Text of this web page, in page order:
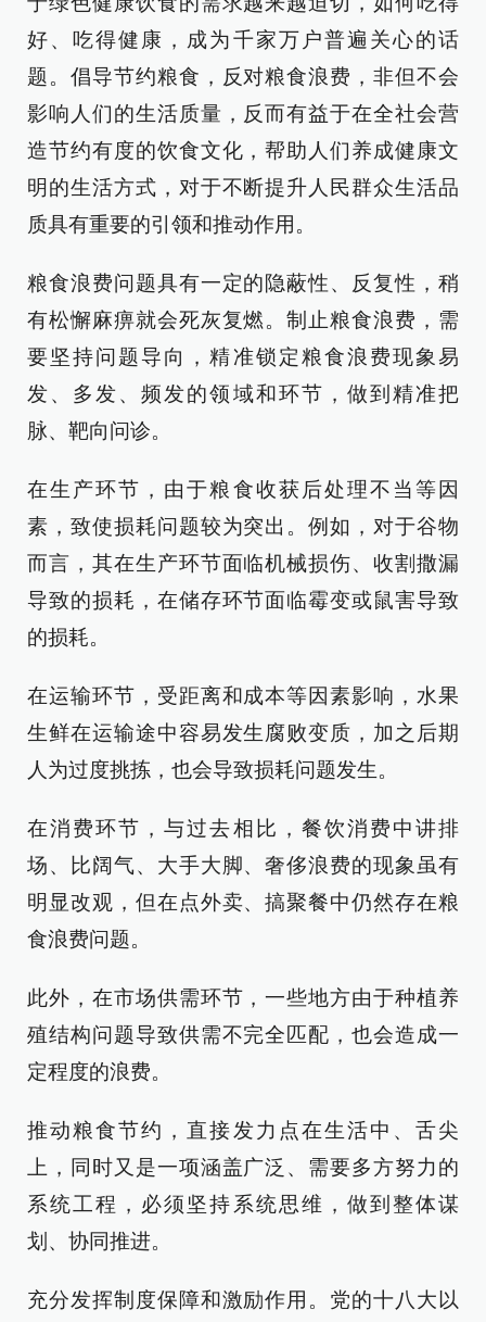
好、吃得健康，成为千家万户普遍关心的话
题。倡导节约粮食，反对粮食浪费，非但不会
影响人们的生活质量，反而有益于在全社会营
造节约有度的饮食文化，帮助人们养成健康文
明的生活方式，对于不断提升人民群众生活品
质具有重要的引领和推动作用。
粮食浪费问题具有一定的隐蔽性、反复性，稍
有松懈麻痹就会死灰复燃。制止粮食浪费，需
要坚持问题导向，精准锁定粮食浪费现象易
发、多发、频发的领域和环节，做到精准把
脉、靶向问诊。
在生产环节，由于粮食收获后处理不当等因
素，致使损耗问题较为突出。例如，对于谷物
而言，其在生产环节面临机械损伤、收割撒漏
导致的损耗，在储存环节面临霉变或鼠害导致
的损耗。
在运输环节，受距离和成本等因素影响，水果
生鲜在运输途中容易发生腐败变质，加之后期
人为过度挑拣，也会导致损耗问题发生。
在消费环节，与过去相比，餐饮消费中讲排
场、比阔气、大手大脚、奢侈浪费的现象虽有
明显改观，但在点外卖、搞聚餐中仍然存在粮
食浪费问题。
此外，在市场供需环节，一些地方由于种植养
殖结构问题导致供需不完全匹配，也会造成一
定程度的浪费。
推动粮食节约，直接发力点在生活中、舌尖
上，同时又是一项涵盖广泛、需要多方努力的
系统工程，必须坚持系统思维，做到整体谋
划、协同推进。
充分发挥制度保障和激励作用。党的十八大以